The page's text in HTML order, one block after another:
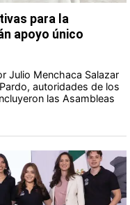
para la
apoyo único
Julio Menchaca Salazar
autoridades de los
las Asambleas